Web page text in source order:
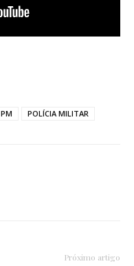
PM POLÍCIA MILITAR
Próximo artigo